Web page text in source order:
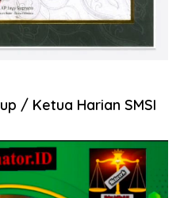
/ Ketua Harian SMSI